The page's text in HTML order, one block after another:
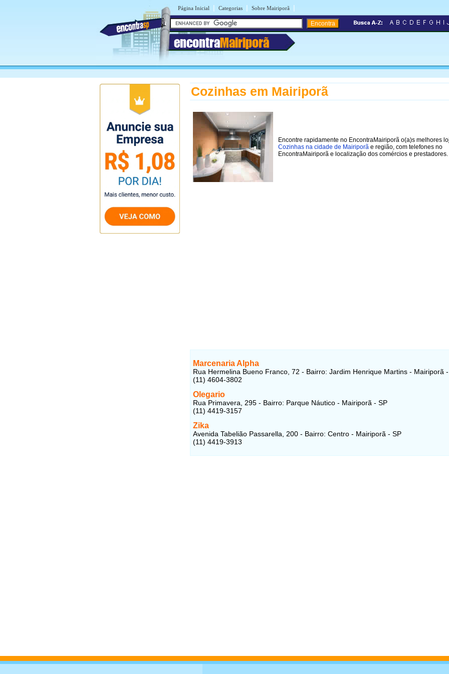
Página Inicial | Categorias | Sobre Mairiporã |
encontraMairiporã
Cozinhas em Mairiporã
Encontre rapidamente no EncontraMairiporã o(a)s melhores
Cozinhas na cidade de Mairiporã e região, com telefones no
EncontraMairiporã e localização dos comércios e prestadores.
Marcenaria Alpha
Rua Hermelina Bueno Franco, 72 - Bairro: Jardim Henrique Martins - Mairiporã
(11) 4604-3802
Olegario
Rua Primavera, 295 - Bairro: Parque Náutico - Mairiporã - SP
(11) 4419-3157
Zika
Avenida Tabelião Passarella, 200 - Bairro: Centro - Mairiporã - SP
(11) 4419-3913